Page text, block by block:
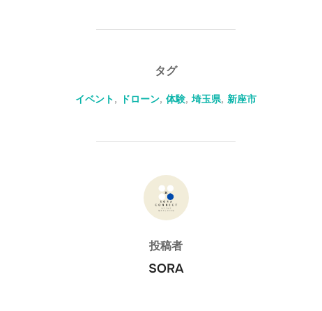
タグ
イベント, ドローン, 体験, 埼玉県, 新座市
投稿者
投稿者
SORA